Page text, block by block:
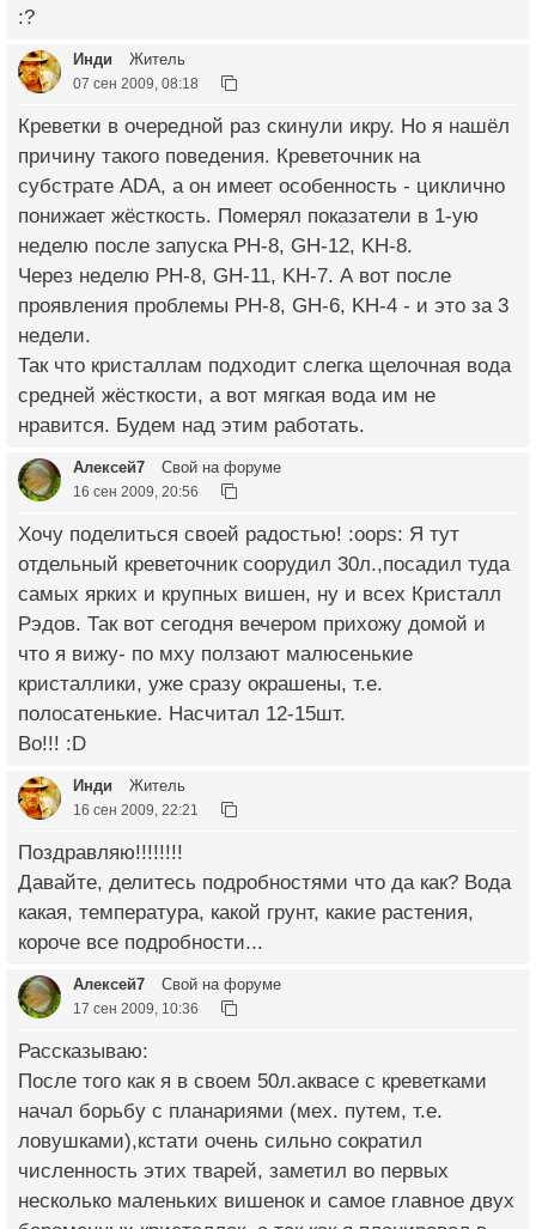
:?
Инди Житель
07 сен 2009, 08:18
Креветки в очередной раз скинули икру. Но я нашёл
причину такого поведения. Креветочник на
субстрате ADA, а он имеет особенность - циклично
понижает жёсткость. Померял показатели в 1-ую
неделю после запуска PH-8, GH-12, KH-8.
Через неделю PH-8, GH-11, KH-7. А вот после
проявления проблемы PH-8, GH-6, KH-4 - и это за 3
недели.
Так что кристаллам подходит слегка щелочная вода
средней жёсткости, а вот мягкая вода им не
нравится. Будем над этим работать.
Алексей7 Свой на форуме
16 сен 2009, 20:56
Хочу поделиться своей радостью! :oops: Я тут
отдельный креветочник соорудил 30л.,посадил туда
самых ярких и крупных вишен, ну и всех Кристалл
Рэдов. Так вот сегодня вечером прихожу домой и
что я вижу- по мху ползают малюсенькие
кристаллики, уже сразу окрашены, т.е.
полосатенькие. Насчитал 12-15шт.
Во!!! :D
Инди Житель
16 сен 2009, 22:21
Поздравляю!!!!!!!!
Давайте, делитесь подробностями что да как? Вода
какая, температура, какой грунт, какие растения,
короче все подробности...
Алексей7 Свой на форуме
17 сен 2009, 10:36
Рассказываю:
После того как я в своем 50л.аквасе с креветками
начал борьбу с планариями (мех. путем, т.е.
ловушками),кстати очень сильно сократил
численность этих тварей, заметил во первых
несколько маленьких вишенок и самое главное двух